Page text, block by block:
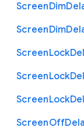
ScreenDim
ScreenDim
ScreenLock
ScreenLock
ScreenLock
ScreenOff